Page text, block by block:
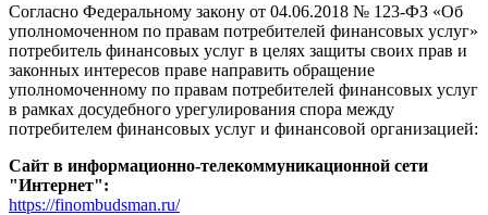
Согласно Федеральному закону от 04.06.2018 № 123-ФЗ «Об
уполномоченном по правам потребителей финансовых услуг»
потребитель финансовых услуг в целях защиты своих прав и
законных интересов праве направить обращение
уполномоченному по правам потребителей финансовых услуг
в рамках досудебного урегулирования спора между
потребителем финансовых услуг и финансовой организацией:
Сайт в информационно-телекоммуникационной сети
"Интернет":
https://finombudsman.ru/